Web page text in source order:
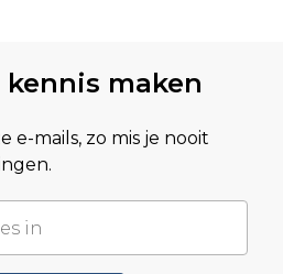
maken
e-mails, zo mis je nooit